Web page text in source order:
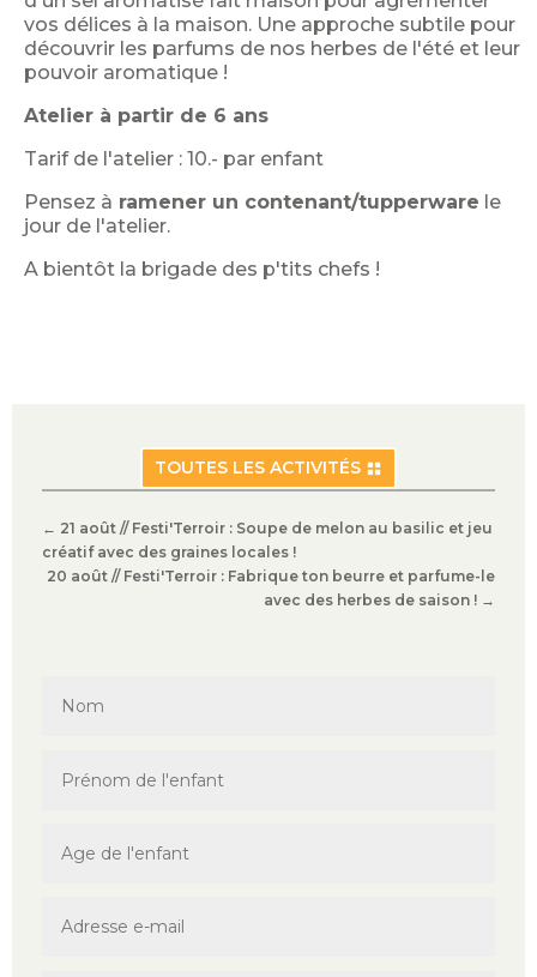
vos délices à la maison. Une approche subtile pour
découvrir les parfums de nos herbes de l'été et leur
pouvoir aromatique !
Atelier à partir de 6 ans
Tarif de l'atelier : 10.- par enfant
Pensez à ramener un contenant/tupperware le
jour de l'atelier.
A bientôt la brigade des p'tits chefs !
TOUTES LES ACTIVITÉS
← 21 août // Festi'Terroir : Soupe de melon au basilic et jeu
créatif avec des graines locales !
20 août // Festi'Terroir : Fabrique ton beurre et parfume-le
avec des herbes de saison ! →